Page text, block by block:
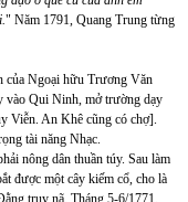
" Năm 1791, Quang Trung từng
của Ngoại hữu Trương Văn
vào Qui Ninh, mở trường dạy
Viễn. An Khê cũng có chợ].
tài năng Nhạc.
nông dân thuần túy. Sau làm
được một cây kiếm cổ, cho là